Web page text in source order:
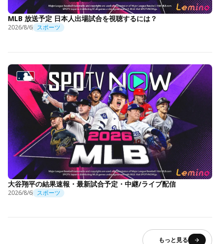
MLB 放送予定 日本人出場試合を視聴するには？
2026/8/6 スポーツ
大谷翔平の結果速報・最新試合予定・中継/ライブ配信
2026/8/6 スポーツ
もっと見る